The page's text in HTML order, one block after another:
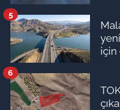
için
5
6